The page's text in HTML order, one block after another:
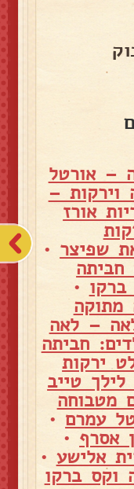
– אורטל
וירקות –
אורז
שפיצר •
חביתה
•
– לאה
חביתה
ירקות
טייב
מטבוחה
עמרם •
אסרף •
אלישע •
וקס ברקו